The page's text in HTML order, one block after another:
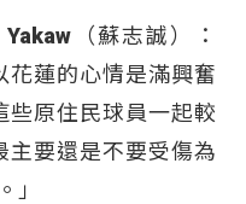
（蘇志誠）：
花蓮的心情是滿興奮
些原住民球員一起較
主要還是不要受傷為
」